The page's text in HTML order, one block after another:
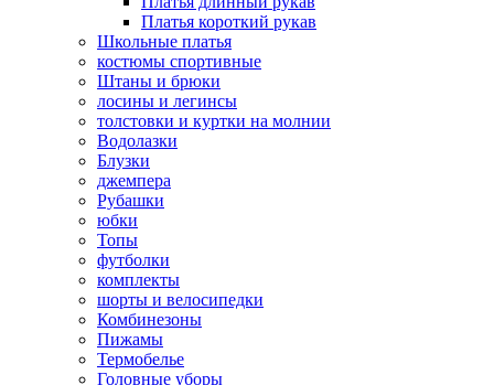
Платья короткий рукав
Школьные платья
костюмы спортивные
Штаны и брюки
лосины и легинсы
толстовки и куртки на молнии
Водолазки
Блузки
джемпера
Рубашки
юбки
Топы
футболки
комплекты
шорты и велосипедки
Комбинезоны
Пижамы
Термобелье
Головные уборы